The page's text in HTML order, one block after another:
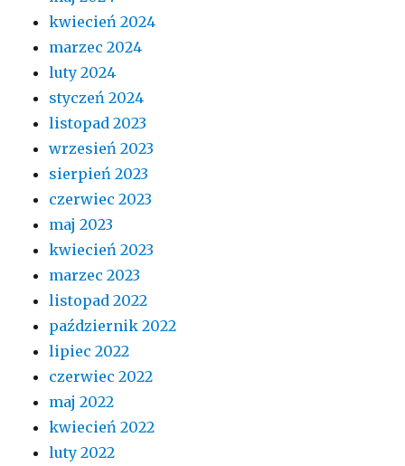
kwiecień 2024
marzec 2024
luty 2024
styczeń 2024
listopad 2023
wrzesień 2023
sierpień 2023
czerwiec 2023
maj 2023
kwiecień 2023
marzec 2023
listopad 2022
październik 2022
lipiec 2022
czerwiec 2022
maj 2022
kwiecień 2022
luty 2022